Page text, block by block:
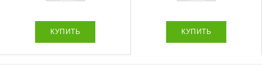
КУПИТЬ КУПИТЬ